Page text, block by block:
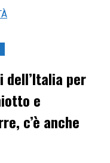
dell’Italia per
e
c’è anche